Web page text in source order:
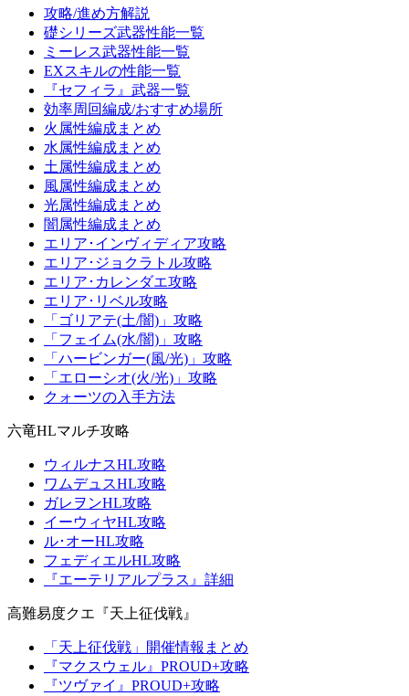
攻略/進め方解説
礎シリーズ武器性能一覧
ミーレス武器性能一覧
EXスキルの性能一覧
『セフィラ』武器一覧
効率周回編成/おすすめ場所
火属性編成まとめ
水属性編成まとめ
土属性編成まとめ
風属性編成まとめ
光属性編成まとめ
闇属性編成まとめ
エリア･インヴィディア攻略
エリア･ジョクラトル攻略
エリア･カレンダエ攻略
エリア･リベル攻略
「ゴリアテ(土/闇)」攻略
「フェイム(水/闇)」攻略
「ハービンガー(風/光)」攻略
「エローシオ(火/光)」攻略
クォーツの入手方法
六竜HLマルチ攻略
ウィルナスHL攻略
ワムデュスHL攻略
ガレヲンHL攻略
イーウィヤHL攻略
ル･オーHL攻略
フェディエルHL攻略
『エーテリアルプラス』詳細
高難易度クエ『天上征伐戦』
「天上征伐戦」開催情報まとめ
『マクスウェル』PROUD+攻略
『ツヴァイ』PROUD+攻略